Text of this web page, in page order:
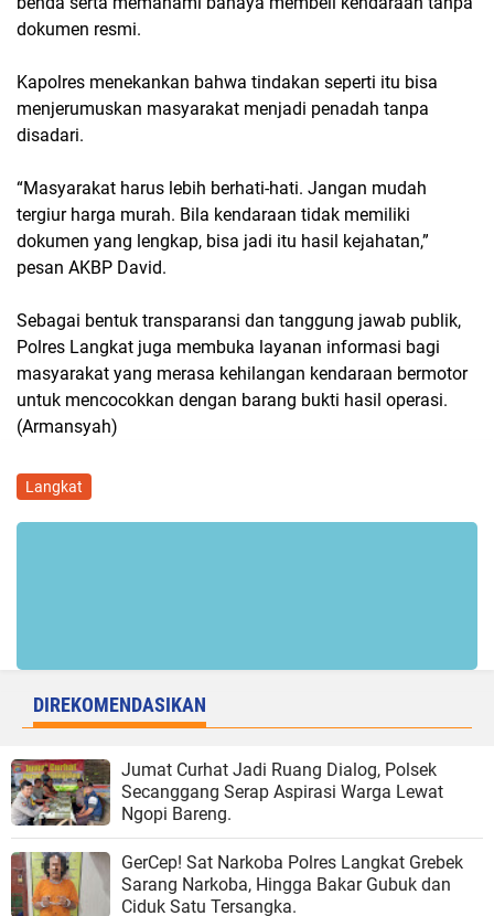
dokumen resmi.
Kapolres menekankan bahwa tindakan seperti itu bisa
menjerumuskan masyarakat menjadi penadah tanpa
disadari.
“Masyarakat harus lebih berhati-hati. Jangan mudah
tergiur harga murah. Bila kendaraan tidak memiliki
dokumen yang lengkap, bisa jadi itu hasil kejahatan,”
pesan AKBP David.
Sebagai bentuk transparansi dan tanggung jawab publik,
Polres Langkat juga membuka layanan informasi bagi
masyarakat yang merasa kehilangan kendaraan bermotor
untuk mencocokkan dengan barang bukti hasil operasi.
(Armansyah)
Langkat
DIREKOMENDASIKAN
Jumat Curhat Jadi Ruang Dialog, Polsek
Secanggang Serap Aspirasi Warga Lewat
Ngopi Bareng.
GerCep! Sat Narkoba Polres Langkat Grebek
Sarang Narkoba, Hingga Bakar Gubuk dan
Ciduk Satu Tersangka.